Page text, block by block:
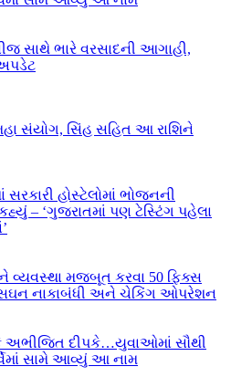
સાથે ભારે વરસાદની આગાહી,
સંયોગ, સિંહ સહિત આ રાશિને
હોસ્ટેલોમાં ભોજનની
– ‘ગુજરાતમાં પણ ટેસ્ટિંગ પહેલા
વ્યવસ્થા મજબૂત કરવા 50 ફિક્સ
સઘન નાકાબંધી અને ચેકિંગ ઓપરેશન
કે અભીજિત દીપકે…યુવાઓમાં સૌથી
સામે આવ્યું આ નામ